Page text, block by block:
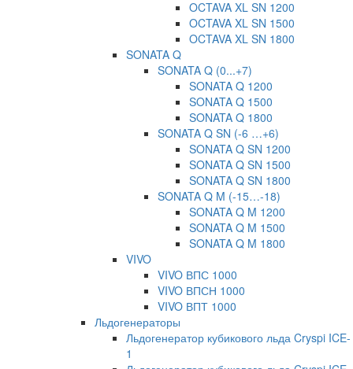
OCTAVA XL SN 1200
OCTAVA XL SN 1500
OCTAVA XL SN 1800
SONATA Q
SONATA Q (0...+7)
SONATA Q 1200
SONATA Q 1500
SONATA Q 1800
SONATA Q SN (-6 …+6)
SONATA Q SN 1200
SONATA Q SN 1500
SONATA Q SN 1800
SONATA Q M (-15…-18)
SONATA Q M 1200
SONATA Q M 1500
SONATA Q M 1800
VIVO
VIVO ВПС 1000
VIVO ВПСН 1000
VIVO ВПТ 1000
Льдогенераторы
Льдогенератор кубикового льда Cryspi ICE-
1